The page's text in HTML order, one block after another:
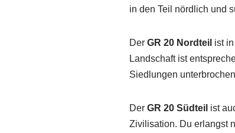
in den Teil nördlich und
Der GR 20 Nordteil ist
Landschaft ist
Siedlungen
Der GR 20 Südteil ist
Zivilisation. Du erlangst